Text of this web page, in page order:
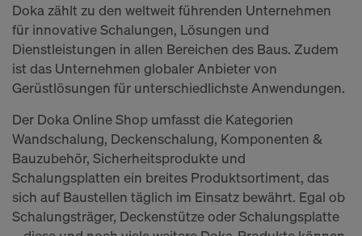
Doka zählt zu den weltweit führenden Unternehmen
für innovative Schalungen, Lösungen und
Dienstleistungen in allen Bereichen des Baus. Zudem
ist das Unternehmen globaler Anbieter von
Gerüstlösungen für unterschiedlichste Anwendungen.
Der Doka Online Shop umfasst die Kategorien
Wandschalung, Deckenschalung, Komponenten &
Bauzubehör, Sicherheitsprodukte und
Schalungsplatten ein breites Produktsortiment, das
sich auf Baustellen täglich im Einsatz bewährt. Egal ob
Schalungsträger, Deckenstütze oder Schalungsplatte